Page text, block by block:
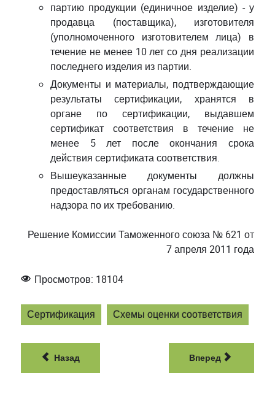
партию продукции (единичное изделие) - у
продавца (поставщика), изготовителя
(уполномоченного изготовителем лица) в
течение не менее 10 лет со дня реализации
последнего изделия из партии.
Документы и материалы, подтверждающие
результаты сертификации, хранятся в
органе по сертификации, выдавшем
сертификат соответствия в течение не
менее 5 лет после окончания срока
действия сертификата соответствия.
Вышеуказанные документы должны
предоставляться органам государственного
надзора по их требованию.
Решение Комиссии Таможенного союза № 621 от
7 апреля 2011 года
Просмотров: 18104
Сертификация Схемы оценки соответствия
Назад Вперед